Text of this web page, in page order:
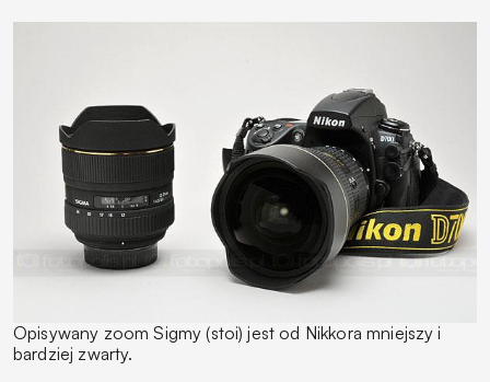
Opisywany zoom Sigmy (stoi) jest od Nikkora mniejszy i
bardziej zwarty.